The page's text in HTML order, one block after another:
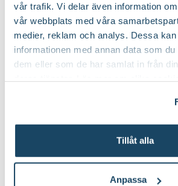
vår trafik. Vi delar även information
vår webbplats med våra
medier, reklam och analys. Dessa
informationen med annan data som
dem eller som de har samlat in från
Tillåt alla
Anpassa
Färg Guld, Vit
Förpackningsantal 1 st i förpackningen
Art nr 294129
3990